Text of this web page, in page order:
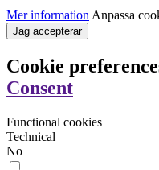
Mer information Anpassa
Jag accepterar
Cookie
Consent
Functional cookies
Technical
No